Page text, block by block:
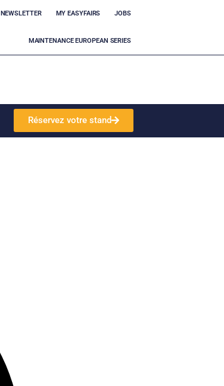
NEWSLETTER MY EASYFAIRS JOBS
MAINTENANCE EUROPEAN SERIES
Réservez votre stand